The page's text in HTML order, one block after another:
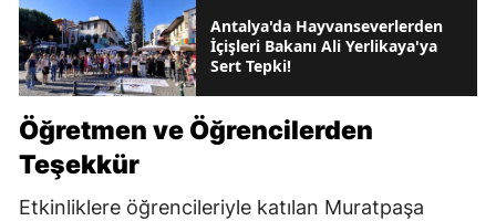
Antalya'da Hayvanseverlerden
İçişleri Bakanı Ali Yerlikaya'ya
Sert Tepki!
Öğretmen ve Öğrencilerden
Teşekkür
Etkinliklere öğrencileriyle katılan Muratpaşa